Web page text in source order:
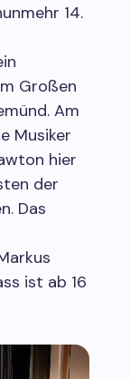
14.
Großen
Am
Musiker
hier
der
Das
ist ab 16